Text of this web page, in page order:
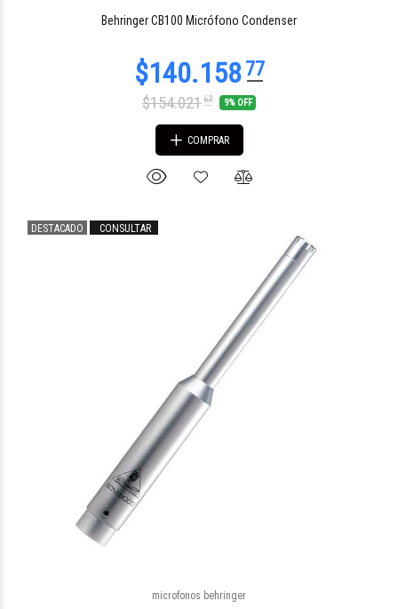
Behringer CB100 Micrófono Condenser
$154.02163 9% OFF
COMPRAR
DESTACADO CONSULTAR
microfonos behringer